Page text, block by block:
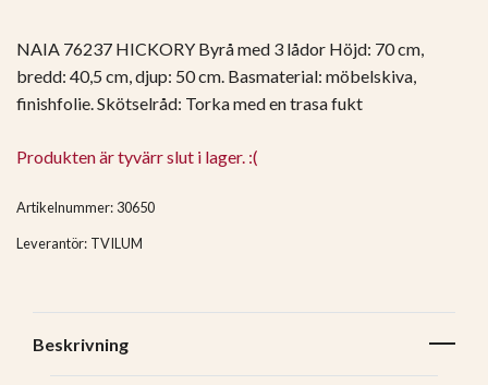
NAIA 76237 HICKORY Byrå med 3 lådor Höjd: 70 cm,
bredd: 40,5 cm, djup: 50 cm. Basmaterial: möbelskiva,
finishfolie. Skötselråd: Torka med en trasa fukt
Produkten är tyvärr slut i lager. :(
Artikelnummer: 30650
Leverantör: TVILUM
Beskrivning